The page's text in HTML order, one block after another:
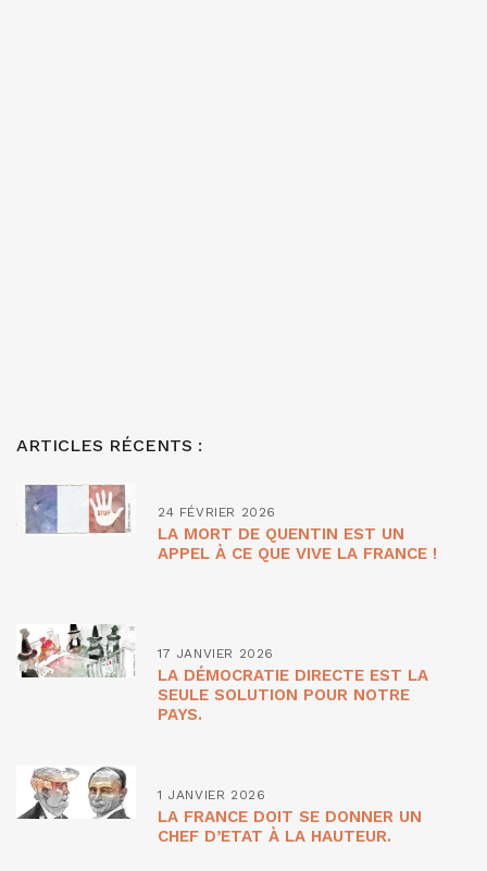
ARTICLES RÉCENTS :
24 FÉVRIER 2026
LA MORT DE QUENTIN EST UN
APPEL À CE QUE VIVE LA FRANCE !
17 JANVIER 2026
LA DÉMOCRATIE DIRECTE EST LA
SEULE SOLUTION POUR NOTRE
PAYS.
1 JANVIER 2026
LA FRANCE DOIT SE DONNER UN
CHEF D’ETAT À LA HAUTEUR.